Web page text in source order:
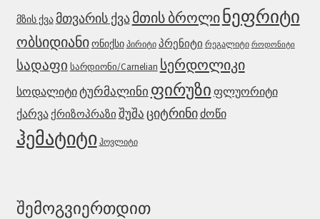
მზის ქვა მთვარის ქვამთის ბროლინეფრიტი
ობსიდიანიონიქსი პირიტი პრენიტი რეგალიტი როდონიტი
სადაფი სარდიონი/Carnelian სერდოლიკი
სოდალიტიტურმალინი ფირუზი ფლუორიტი
ქარვა ქრიზოპრაზი შუშაციტრინიძოწი
ჰემატიტი ჰოვლიტი
შემოგვიერთდით